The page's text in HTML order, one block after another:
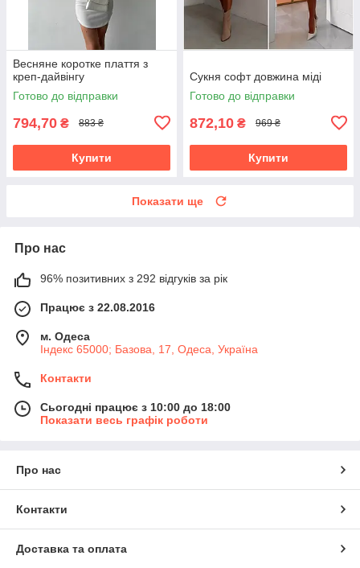
Весняне коротке плаття з
креп-дайвінгу
Готово до відправки
794,70 ₴ 883 ₴
Купити
Сукня софт довжина міді
Готово до відправки
872,10 ₴ 969 ₴
Купити
Показати ще
Про нас
96% позитивних з 292 відгуків за рік
Працює з 22.08.2016
м. Одеса
Індекс 65000; Базова, 17, Одеса, Україна
Контакти
Сьогодні працює з 10:00 до 18:00
Показати весь графік роботи
Про нас
Контакти
Доставка та оплата